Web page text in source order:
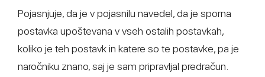
Pojasnjuje, da je v pojasnilu navedel, da je sporna
postavka upoštevana v vseh ostalih postavkah,
koliko je teh postavk in katere so te postavke, pa je
naročniku znano, saj je sam pripravljal predračun.